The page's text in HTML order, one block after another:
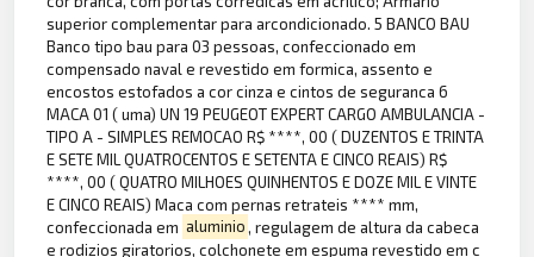
superior complementar para arcondicionado. 5 BANCO BAU
Banco tipo bau para 03 pessoas, confeccionado em
compensado naval e revestido em formica, assento e
encostos estofados a cor cinza e cintos de seguranca 6
MACA 01 ( uma) UN 19 PEUGEOT EXPERT CARGO AMBULANCIA -
TIPO A - SIMPLES REMOCAO R$ ****, 00 ( DUZENTOS E TRINTA
E SETE MIL QUATROCENTOS E SETENTA E CINCO REAIS) R$
****, 00 ( QUATRO MILHOES QUINHENTOS E DOZE MIL E VINTE
E CINCO REAIS) Maca com pernas retrateis **** mm,
confeccionada em aluminio, regulagem de altura da cabeca
e rodizios giratorios, colchonete em espuma revestido em c